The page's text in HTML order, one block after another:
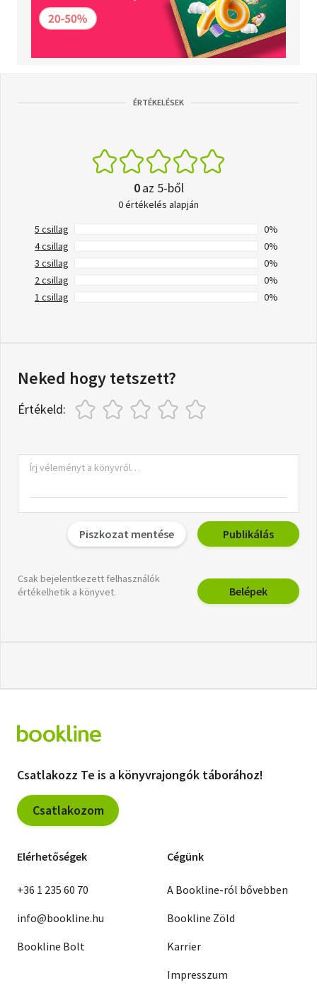
ÉRTÉKELÉSEK
0az 5-ből
0 értékelés alapján
5 csillag
0%
4 csillag
0%
3 csillag
0%
2 csillag
0%
1 csillag
0%
Neked hogy tetszett?
Értékeld:
Piszkozat mentése Publikálás
Csak bejelentkezett felhasználók
értékelhetik a könyvet.
Belépek
Csatlakozz Te is a könyvrajongók táborához!
Csatlakozom
Elérhetőségek
+36 1 235 60 70
info@bookline.hu
Bookline Bolt
Cégünk
A Bookline-ról bővebben
Bookline Zöld
Karrier
Impresszum